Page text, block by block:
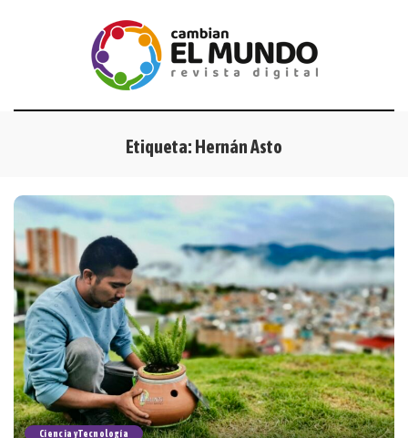
Etiqueta: Hernán Asto
Ciencia y Tecnología